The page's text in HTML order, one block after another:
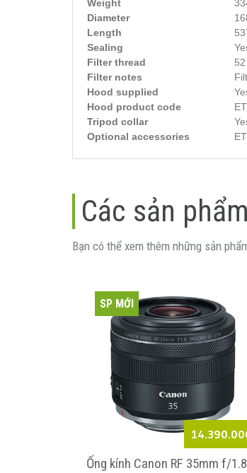
Weight
Diameter
Length
Sealing
Filter thread
Filter notes
Hood supplied
Hood product code
Tripod collar
Optional accessories
Các sản
Bạn có thể xem thêm những sản
SP MỚI
Ống kính Canon RF 35mm f/